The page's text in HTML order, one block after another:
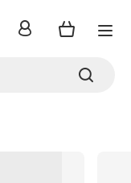
inloggen